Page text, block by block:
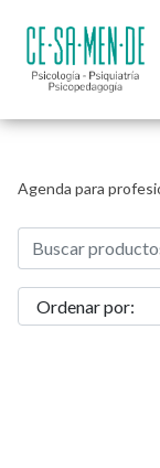
Agenda para